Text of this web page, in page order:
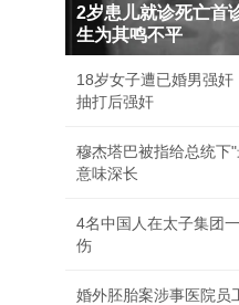
2岁患儿就诊死亡首
生为其鸣不平
18岁女子遭已婚男强
抽打后强奸
穆杰塔巴被指给总统下
意味深长
4名中国人在太子集团
伤
婚外胚胎案涉事医院员